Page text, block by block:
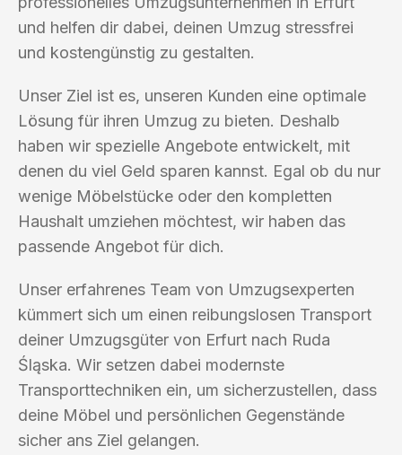
und helfen dir dabei, deinen Umzug stressfrei
und kostengünstig zu gestalten.
Unser Ziel ist es, unseren Kunden eine optimale
Lösung für ihren Umzug zu bieten. Deshalb
haben wir spezielle Angebote entwickelt, mit
denen du viel Geld sparen kannst. Egal ob du nur
wenige Möbelstücke oder den kompletten
Haushalt umziehen möchtest, wir haben das
passende Angebot für dich.
Unser erfahrenes Team von Umzugsexperten
kümmert sich um einen reibungslosen Transport
deiner Umzugsgüter von Erfurt nach Ruda
Śląska. Wir setzen dabei modernste
Transporttechniken ein, um sicherzustellen, dass
deine Möbel und persönlichen Gegenstände
sicher ans Ziel gelangen.